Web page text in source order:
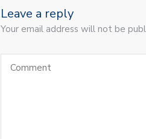
Leave a reply
Your email address will not be